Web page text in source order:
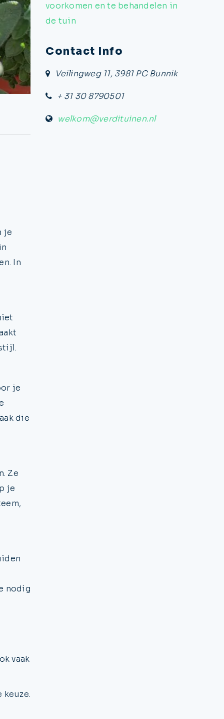
je
In
je
die
Ze
je
nodig
vaak
voorkomen en te behandelen in
de tuin
Contact Info
Veilingweg 11, 3981 PC Bunnik
+ 31 30 8790501
welkom@verdituinen.nl